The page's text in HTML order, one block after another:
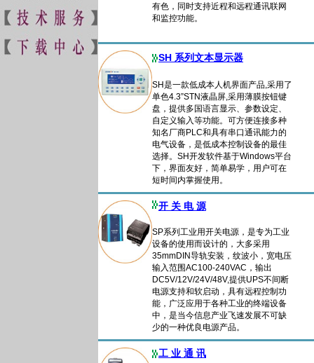
有色，同时支持近程和远程通讯联网
和监控功能。
SH 系列文本显示器
SH是一款低成本人机界面产品,采用了
单色4.3”STN液晶屏,采用薄膜按钮键
盘，提供多国语言显示、参数设定、
自定义输入等功能。可方便连接多种
知名厂商PLC和具有串口通讯能力的
电气设备，是低成本控制设备的最佳
选择。SH开发软件基于Windows平台
下，界面友好，简单易学，用户可在
短时间内掌握使用。
开 关 电 源
SP系列工业用开关电源，是专为工业
设备的使用而设计的，大多采用
35mmDIN导轨安装，纹波小，宽电压
输入范围AC100-240VAC，输出
DC5V/12V/24V/48V,提供UPS不间断
电源支持和软启动，具有远程控制功
能，广泛应用于各种工业的终端设备
中， 是当今信息产业飞速发展不可缺
少的一种优良电源产品。
工 业 通 讯